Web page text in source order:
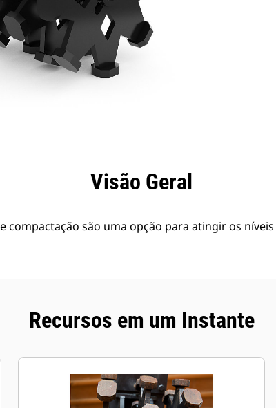
Visão Geral
compactação são uma opção para atingir os
Recursos em um Instante